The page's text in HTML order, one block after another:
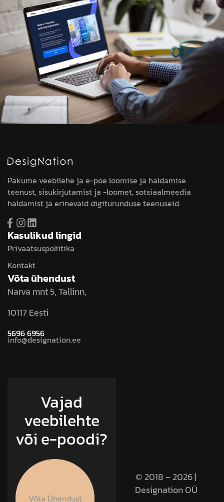
Pakume veebilehe ja e-poe loomise ja haldamise
teenust, sisukirjutamist ja -loomet, sotsiaalmeedia
haldamist ja erinevaid digiturunduse teenuseid.
Kasulikud lingid
Privaatsuspoliitika
Kontakt
Võta ühendust
Narva mnt 5, Tallinn,
10117 Eesti
5696 6956
info@designation.ee
© 2018 – 2026 |
Designation OÜ
Vajad
veebilehte
või e-poodi?
Võta Ühendust